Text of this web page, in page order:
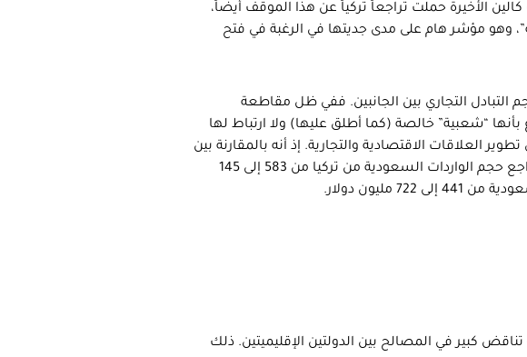
الأخيرة حملت تراجعاً تركياً عن هذا الموقف أيضاً،
وهو مؤشر هام على مدى جديتها في الرغبة في فتح
التبادل التجاري بين الجانبين. ففي ظل مقاطعة
“شعبية” خالصة (كما أطلق عليها) ولا ارتباط لها
العلاقات الاقتصادية والتجارية. إذ أنه بالمقارنة بين
الربع الأخير من عام 2020 بمثيله من 2019، فقد تراجع حجم الواردات السعودية من تركيا من 583 إلى 145
مليون دولار.
كبير في المصالح بين الدولتين الإقليميتين. ذلك